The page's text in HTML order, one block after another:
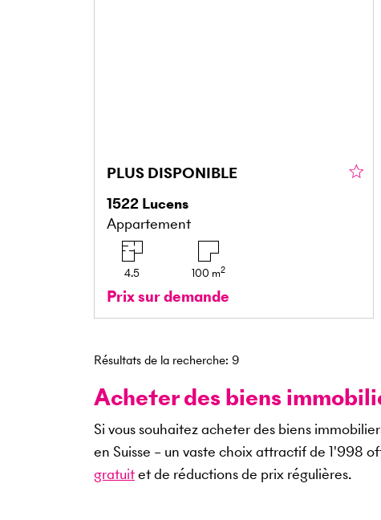
PLUS DISPONIBLE
1522 Lucens
Appartement
4.5 100 m2
Prix sur demande
Résultats de la recherche: 9
Acheter des biens
Si vous souhaitez acheter des biens
en Suisse – un vaste choix attractif de 1'998
gratuitet de réductions de prix régulières.